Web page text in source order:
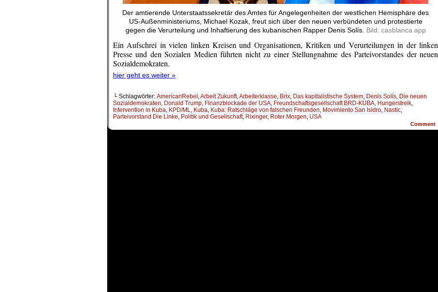
Der amtierende Unterstaatssekretär des Amtes für Angelegenheiten der westlichen Hemisphäre des
US-Außenministeriums, Michael Kozak, freut sich über den neuen verbündeten und protestierte
gegen die Verurteilung und Inhaftierung des kubanischen Rapper Denis Solís. Bild: casblanca app
Ein Aufschrei in vielen linken Kreisen und Organisationen, Kritiken und Verurteilungen in der linken
Presse und den Sozialen Medien führten nicht zu einer Stellungnahme des Parteivorstandes der neuen
Sozialdemokraten.
hier geht es weiter »
└ Schlagwörter: AmericanRebel ,Arbeit Zukunft,Arbeiterklasse, Brix, Das kapitalistische System, Denis Solís, Die neuen
Sozialdemokraten, Donald Trump, Finanzblockade der USA, Freundschaftsgesellschaft BRD-KUBA, Hungerstreik,
Intervention in Kuba, KPD/ML, Kuba, Kuba: Ratschläge von falschen Freunden, Movimiento San Isidro, Nastic,
Parteivorstand Die Linke, Politik und Gesellschaft, Rixinger, Roter Morgen, USA
Comment